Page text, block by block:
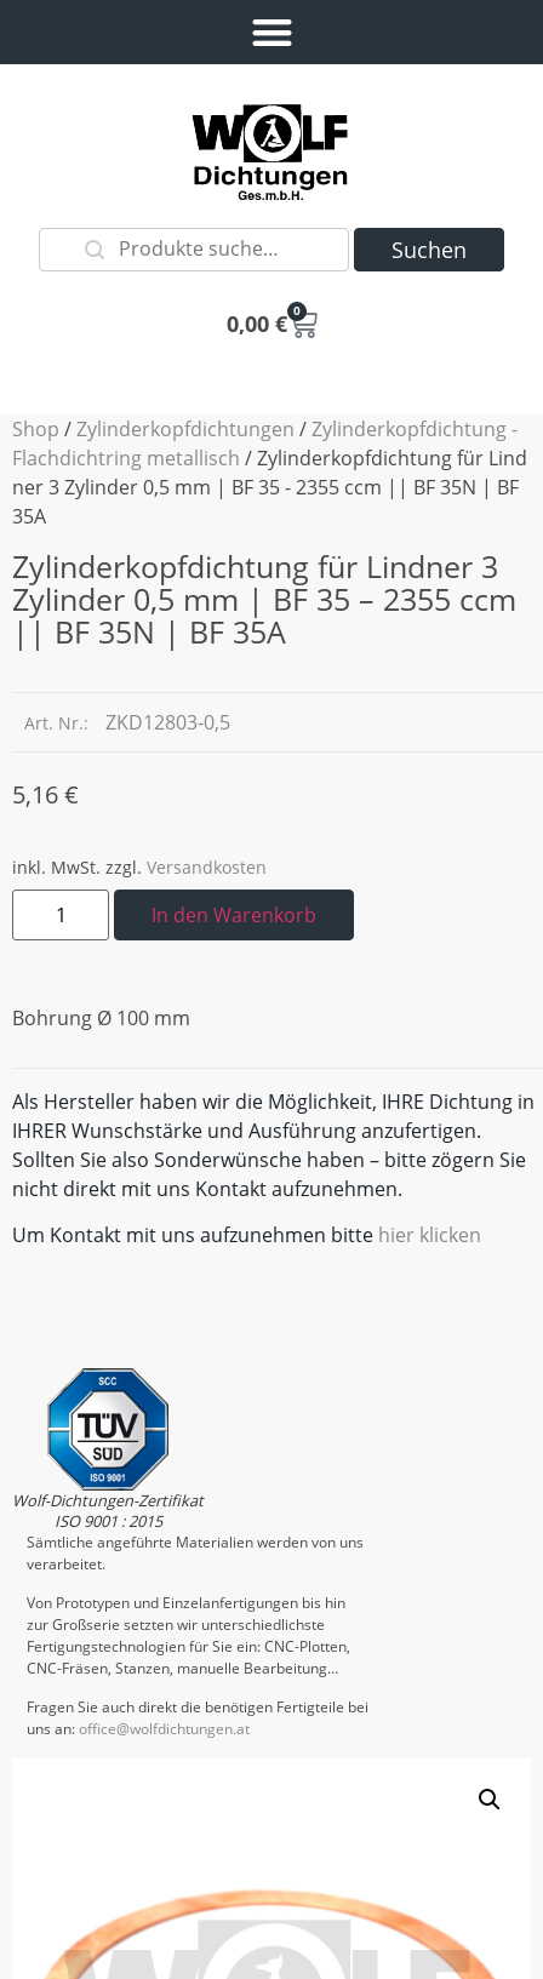
Suchen
0,00 € 0
Shop /Zylinderkopfdichtungen /Zylinderkopfdichtung -
Flachdichtring metallisch / Zylinderkopfdichtung für Lind
ner 3 Zylinder 0,5 mm | BF 35 - 2355 ccm || BF 35N | BF
35A
Zylinderkopfdichtung für Lindner 3
Zylinder 0,5 mm | BF 35 – 2355 ccm
|| BF 35N | BF 35A
Art. Nr.: ZKD12803-0,5
5,16€
inkl. MwSt. zzgl. Versandkosten
In den Warenkorb
Bohrung Ø 100 mm
Als Hersteller haben wir die Möglichkeit, IHRE Dichtung in
IHRER Wunschstärke und Ausführung anzufertigen.
Sollten Sie also Sonderwünsche haben – bitte zögern Sie
nicht direkt mit uns Kontakt aufzunehmen.
Um Kontakt mit uns aufzunehmen bitte hier klicken
Wolf-Dichtungen-Zertifikat
ISO 9001 : 2015
Sämtliche angeführte Materialien werden von uns
verarbeitet.
Von Prototypen und Einzelanfertigungen bis hin
zur Großserie setzten wir unterschiedlichste
Fertigungstechnologien für Sie ein: CNC-Plotten,
CNC-Fräsen, Stanzen, manuelle Bearbeitung…
Fragen Sie auch direkt die benötigen Fertigteile bei
uns an:office@wolfdichtungen.at